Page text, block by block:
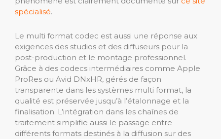
spécialisé.
Le multi format codec est aussi une réponse aux
exigences des studios et des diffuseurs pour la
post-production et le montage professionnel.
Grâce à des codecs intermédiaires comme Apple
ProRes ou Avid DNxHR, gérés de façon
transparente dans les systèmes multi format, la
qualité est préservée jusqu’à l’étalonnage et la
finalisation. L’intégration dans les chaînes de
traitement simplifie aussi le passage entre
différents formats destinés à la diffusion sur des